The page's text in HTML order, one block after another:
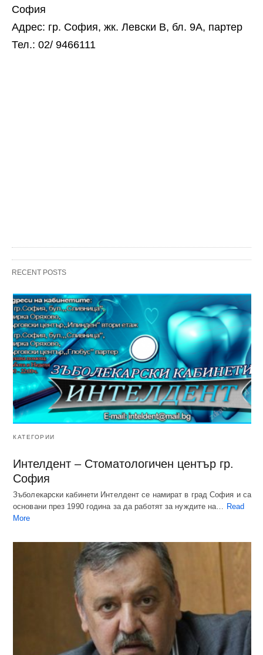
София
Адрес: гр. София, жк. Левски В, бл. 9А, партер
Тел.: 02/ 9466111
RECENT POSTS
КАТЕГОРИИ
Интелдент – Стоматологичен център гр.
София
Зъболекарски кабинети Интелдент се намират в град София и са
основани през 1990 година за да работят за нуждите на… Read
More